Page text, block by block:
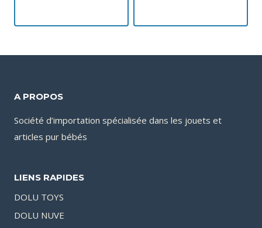
A PROPOS
Société d’importation spécialisée dans les jouets et
articles pur bébés
LIENS RAPIDES
DOLU TOYS
DOLU NUVE